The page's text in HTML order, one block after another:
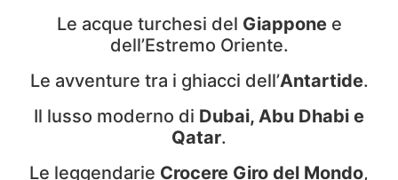
Le acque turchesi del Giapponee
dell’Estremo Oriente.
Le avventure tra i ghiacci dell’Antartide.
Il lusso moderno di Dubai, Abu Dhabi e
Qatar.
Le leggendarie Crocere Giro del Mondo,